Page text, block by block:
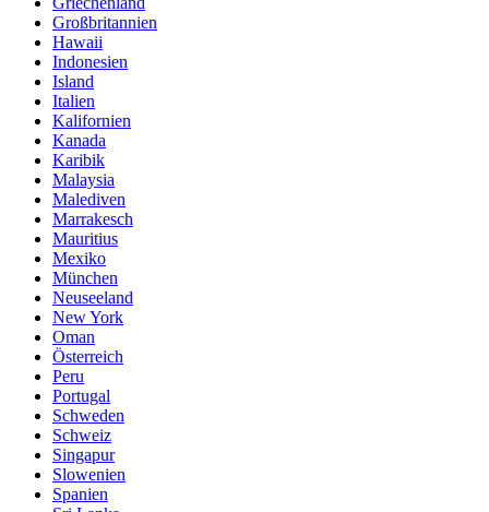
Großbritannien
Hawaii
Indonesien
Island
Italien
Kalifornien
Kanada
Karibik
Malaysia
Malediven
Marrakesch
Mauritius
Mexiko
München
Neuseeland
New York
Oman
Österreich
Peru
Portugal
Schweden
Schweiz
Singapur
Slowenien
Spanien